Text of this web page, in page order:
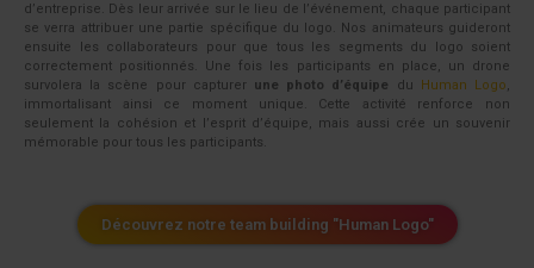
d’entreprise. Dès leur arrivée sur le lieu de l’événement, chaque participant
se verra attribuer une partie spécifique du logo. Nos animateurs guideront
ensuite les collaborateurs pour que tous les segments du logo soient
correctement positionnés. Une fois les participants en place, un drone
survolera la scène pour capturer une photo d’équipe du Human Logo,
immortalisant ainsi ce moment unique. Cette activité renforce non
seulement la cohésion et l’esprit d’équipe, mais aussi crée un souvenir
mémorable pour tous les participants.
Découvrez notre team building "Human Logo"